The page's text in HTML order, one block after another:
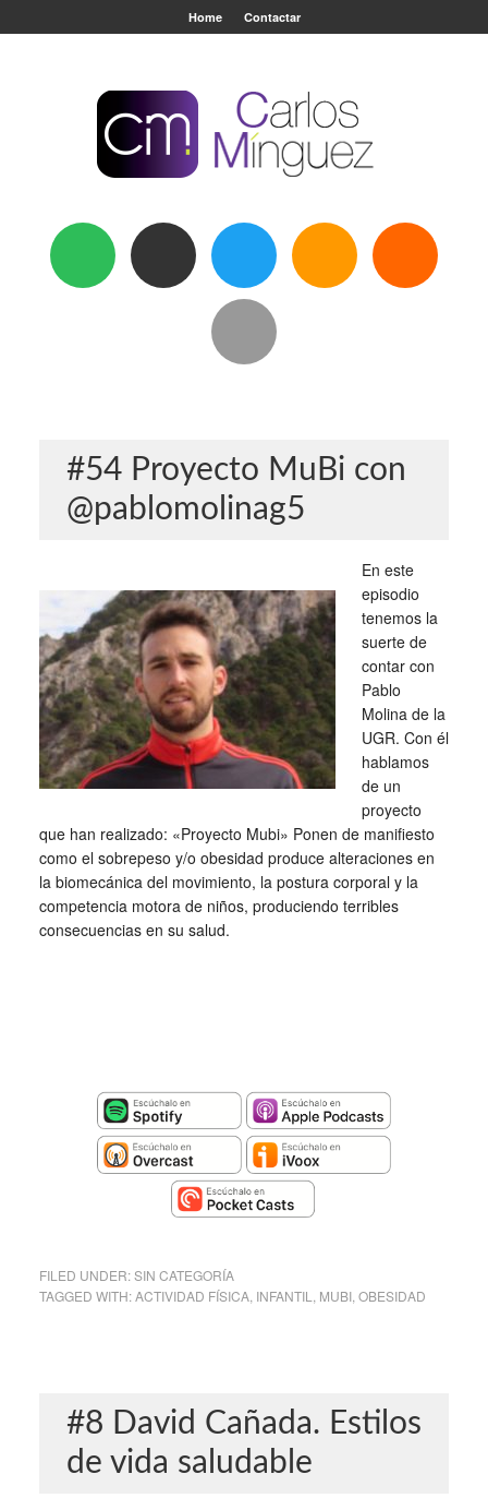
Home Contactar
#54 Proyecto MuBi con
@pablomolinag5
En este
episodio
tenemos la
suerte de
contar con
Pablo
Molina de la
UGR. Con él
hablamos
de un
proyecto
que han realizado: «Proyecto Mubi» Ponen de manifiesto
como el sobrepeso y/o obesidad produce alteraciones en
la biomecánica del movimiento, la postura corporal y la
competencia motora de niños, produciendo terribles
consecuencias en su salud.
FILED UNDER:SIN CATEGORÍA
TAGGED WITH:ACTIVIDAD FÍSICA, INFANTIL MUBI, OBESIDAD
#8 David Cañada. Estilos
de vida saludable